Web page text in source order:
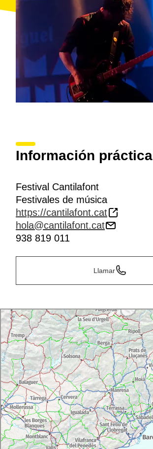
Información práctica
Festival Cantilafont
Festivales de música
https://cantilafont.cat
hola@cantilafont.cat
938 819 011
Llamar